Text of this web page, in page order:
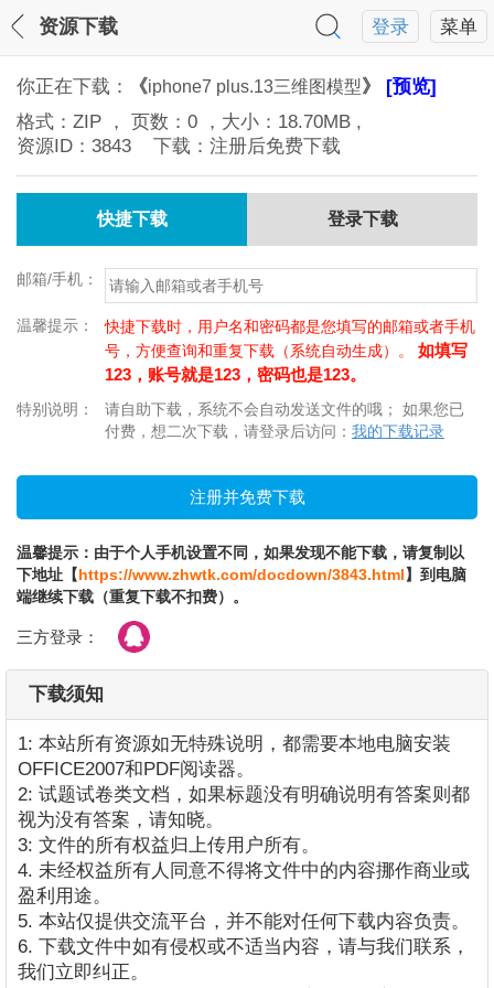
菜单
登录
资源下载
你正在下载： 《iphone7 plus.13三维图模型》 [预览]
格式： ZIP ， 页数： 0 ，大小： 18.70MB ,
资源ID： 3843 下载：注册后免费下载
快捷下载 登录下载
邮箱/手机：
温馨提示：
快捷下载时，用户名和密码都是您填写的邮箱或者手机
号，方便查询和重复下载（系统自动生成）。 如填写
123，账号就是123，密码也是123。
特别说明：
请自助下载，系统不会自动发送文件的哦； 如果您已
付费，想二次下载，请登录后访问： 我的下载记录
温馨提示：由于个人手机设置不同，如果发现不能下载，请复制以
下地址【https://www.zhwtk.com/docdown/3843.html】到电脑
端继续下载（重复下载不扣费）。
三方登录：
下载须知
1: 本站所有资源如无特殊说明，都需要本地电脑安装
OFFICE2007和PDF阅读器。
2: 试题试卷类文档，如果标题没有明确说明有答案则都
视为没有答案，请知晓。
3: 文件的所有权益归上传用户所有。
4. 未经权益所有人同意不得将文件中的内容挪作商业或
盈利用途。
5. 本站仅提供交流平台，并不能对任何下载内容负责。
6. 下载文件中如有侵权或不适当内容，请与我们联系，
我们立即纠正。